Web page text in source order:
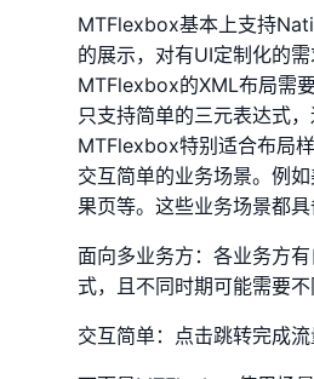
MTFlexbox基本上支持
的展示，对有UI定制化的
MTFlexbox的XML布局需
只支持简单的三元表达式，
MTFlexbox特别适合布局
交互简单的业务场景。例
果页等。这些业务场景都具
面向多业务方：各业务方
式，且不同时期可能需要不
交互简单：点击跳转完成流